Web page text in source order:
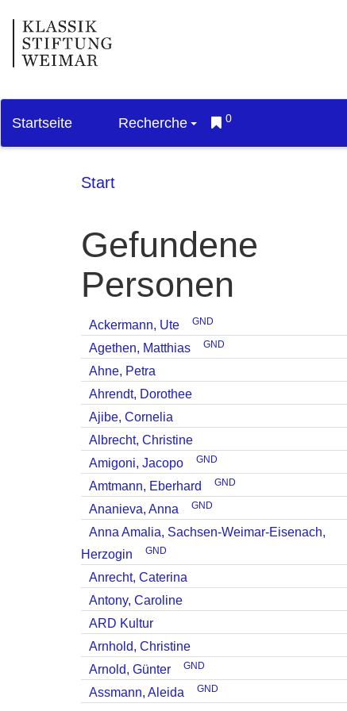
Startseite Recherche 0
Start
Gefundene
Personen
Ackermann, Ute GND
Agethen, Matthias GND
Ahne, Petra
Ahrendt, Dorothee
Ajibe, Cornelia
Albrecht, Christine
Amigoni, Jacopo
GND
Amtmann, Eberhard GND
Ananieva, Anna GND
Anna Amalia, Sachsen-Weimar-Eisenach,
Herzogin
GND
Anrecht, Caterina
Antony, Caroline
ARD Kultur
Arnhold, Christine
Arnold, Günter
GND
Assmann, Aleida GND